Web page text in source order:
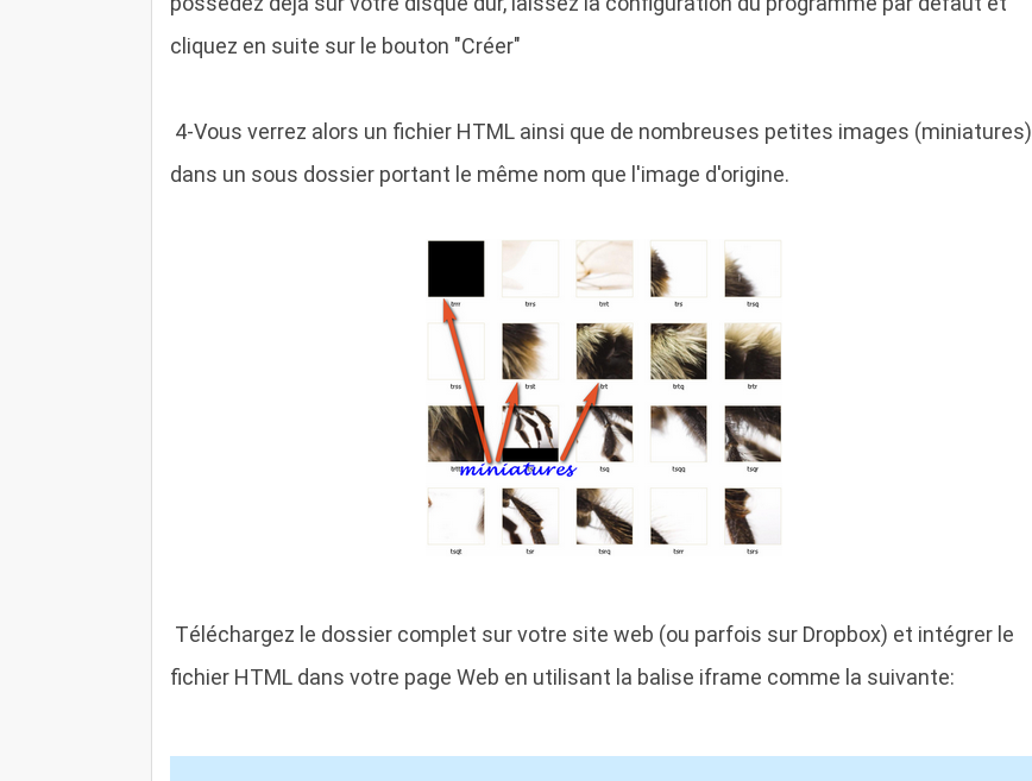
cliquez en suite sur le bouton "Créer"
4-Vous verrez alors un fichier HTML ainsi que de nombreuses petites images (miniatures)
dans un sous dossier portant le même nom que l'image d'origine.
Téléchargez le dossier complet sur ​​votre site web (ou parfois sur Dropbox) et intégrer le
fichier HTML dans votre page Web en utilisant la balise iframe comme la suivante: